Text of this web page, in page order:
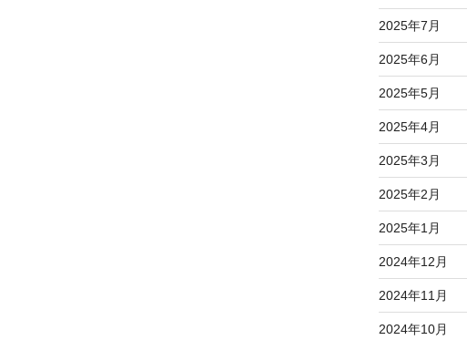
2025年7月
2025年6月
2025年5月
2025年4月
2025年3月
2025年2月
2025年1月
2024年12月
2024年11月
2024年10月